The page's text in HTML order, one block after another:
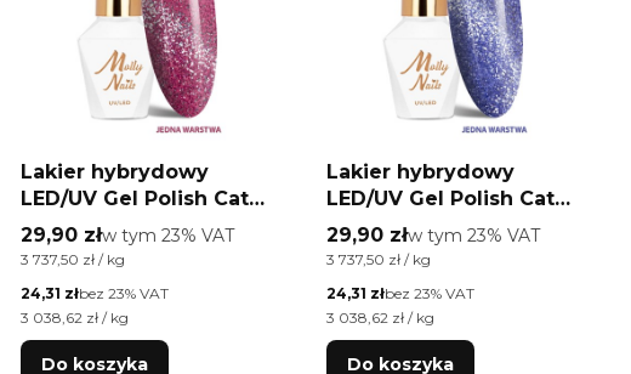
Lakier hybrydowy
LED/UV Gel Polish Cat
Eye Glacier Crush Nr 253
Mauve Molly Nails
Cena brutto
29,90 złw tym %s VAT
w tym 23% VAT
Cena jednostkowa brutto
3 737,50 zł / kg
Cena netto
24,31 złbez 23% VAT
Cena jednostkowa netto
3 038,62 zł / kg
Do koszyka
Lakier hybrydowy
LED/UV Gel Polish Cat
Eye Glacier Crush Nr 252
Amethyst Molly Nails
Cena brutto
29,90 złw tym %s VAT
w tym 23% VAT
Cena jednostkowa brutto
3 737,50 zł / kg
Cena netto
24,31 złbez 23% VAT
Cena jednostkowa netto
3 038,62 zł / kg
Do koszyka